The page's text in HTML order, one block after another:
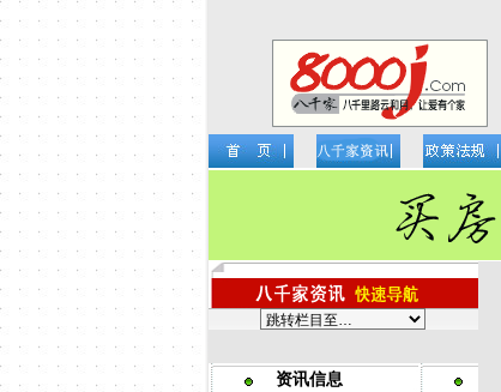
资讯信息